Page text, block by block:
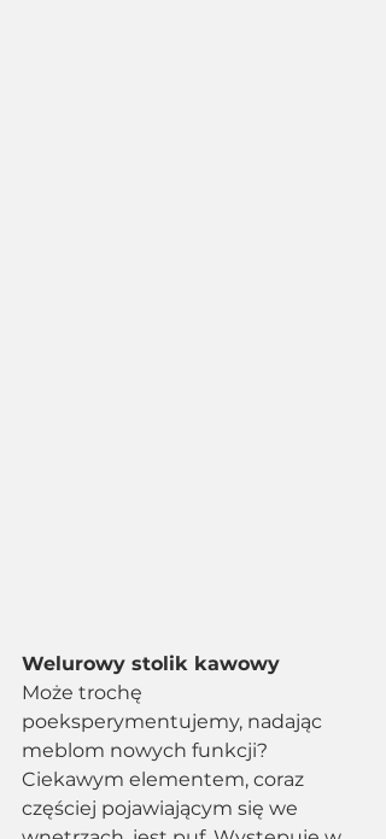
Welurowy stolik kawowy
Może trochę
poeksperymentujemy, nadając
meblom nowych funkcji?
Ciekawym elementem, coraz
częściej pojawiającym się we